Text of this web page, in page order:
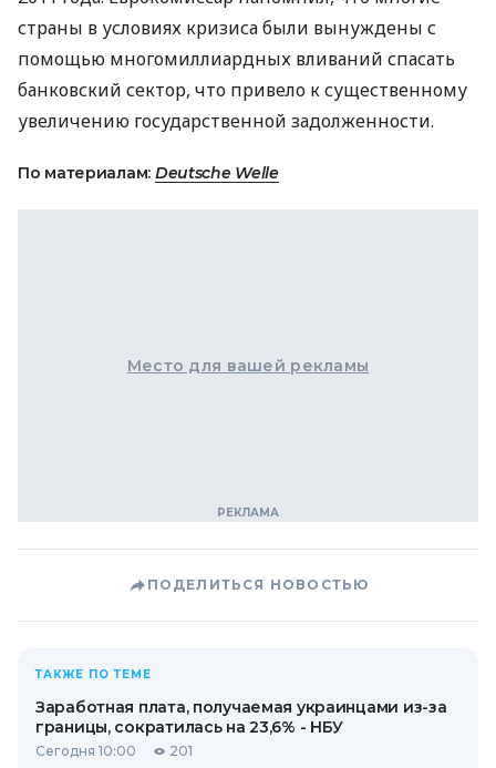
страны в условиях кризиса были вынуждены с
помощью многомиллиардных вливаний спасать
банковский сектор, что привело к существенному
увеличению государственной задолженности.
По материалам: Deutsche Welle
Место для вашей рекламы
ПОДЕЛИТЬСЯ НОВОСТЬЮ
ТАКЖЕ ПО ТЕМЕ
Заработная плата, получаемая украинцами из-за
границы, сократилась на 23,6% - НБУ
Сегодня 10:00 201